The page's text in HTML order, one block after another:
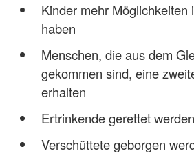
Kinder mehr Möglichkeiten
haben
Menschen, die aus dem
gekommen sind, eine
erhalten
Ertrinkende gerettet werden
Verschüttete geborgen